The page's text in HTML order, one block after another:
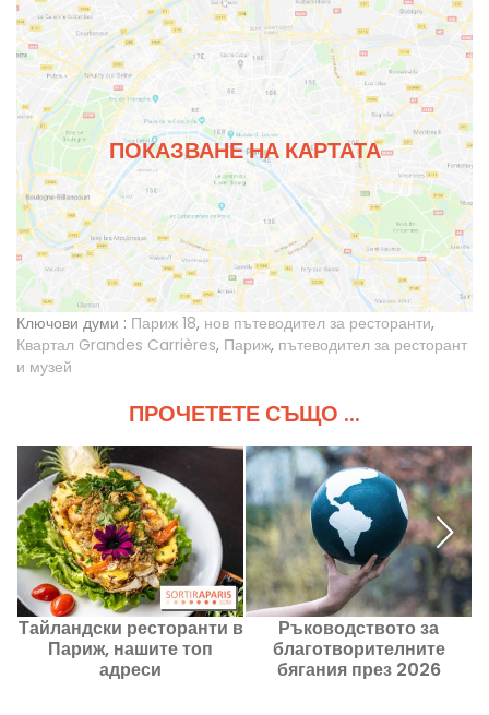
ПОКАЗВАНЕ НА КАРТАТА
Ключови думи : Париж 18, нов пътеводител за ресторанти,
Квартал Grandes Carrières, Париж, пътеводител за ресторант
и музей
ПРОЧЕТЕТЕ СЪЩО ...
Тайландски ресторанти в
Париж, нашите топ
адреси
Ръководството за
благотворителните
бягания през 2026